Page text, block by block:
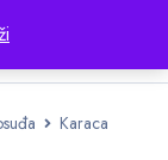
Karaca